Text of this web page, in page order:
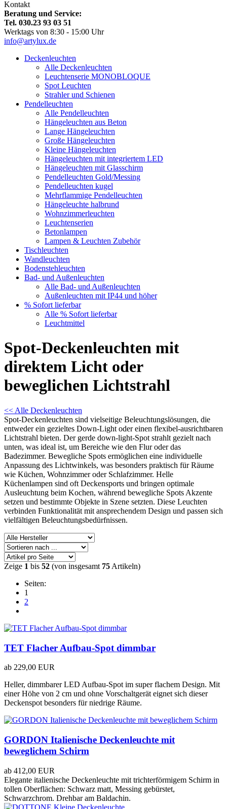
Kontakt
Beratung und Service:
Tel. 030.23 93 03 51
Werktags von 8:30 - 15:00 Uhr
info@artylux.de
Deckenleuchten
Alle Deckenleuchten
Leuchtenserie MONOBLOQUE
Spot Leuchten
Strahler und Schienen
Pendelleuchten
Alle Pendelleuchten
Hängeleuchten aus Beton
Lange Hängeleuchten
Große Hängeleuchten
Kleine Hängeleuchten
Hängeleuchten mit integriertem LED
Hängeleuchten mit Glasschirm
Pendelleuchten Gold/Messing
Pendelleuchten kugel
Mehrflammige Pendelleuchten
Hängeleuchte halbrund
Wohnzimmerleuchten
Leuchtenserien
Betonlampen
Lampen & Leuchten Zubehör
Tischleuchten
Wandleuchten
Bodenstehleuchten
Bad- und Außenleuchten
Alle Bad- und Außenleuchten
Außenleuchten mit IP44 und höher
% Sofort lieferbar
Alle % Sofort lieferbar
Leuchtmittel
Spot-Deckenleuchten mit
direktem Licht oder
beweglichen Lichtstrahl
<< Alle Deckenleuchten
Spot-Deckenleuchten sind vielseitige Beleuchtungslösungen, die
entweder ein gezieltes Down-Light oder einen flexibel-ausrichtbaren
Lichtstrahl bieten. Der gerde down-light-Spot strahlt gezielt nach
unten, was ideal ist, um Bereiche wie den Flur oder das
Badezimmer. Bewegliche Spots ermöglichen eine individuelle
Anpassung des Lichtwinkels, was besonders praktisch für Räume
wie Küchen, Wohnzimmer oder Schlafzimmer. Helle
Küchenlampen sind oft Deckensports und bringen optimale
Ausleuchtung beim Kochen, während bewegliche Spots Akzente
setzen und bestimmte Objekte in Szene setzten. Diese Leuchten
verbinden Funktionalität mit ansprechendem Design und passen sich
vielfältigen Beleuchtungsbedürfnissen.
Zeige 1 bis 52 (von insgesamt 75 Artikeln)
Seiten:
1
2
TET Flacher Aufbau-Spot dimmbar
ab 229,00 EUR
Heller, dimmbarer LED Aufbau-Spot im super flachem Design. Mit
einer Höhe von 2 cm und ohne Vorschaltgerät eignet sich dieser
Deckenspot besonders für niedrige Räume.
GORDON Italienische Deckenleuchte mit
beweglichem Schirm
ab 412,00 EUR
Elegante italienische Deckenleuchte mit trichterförmigem Schirm in
tollen Oberflächen: Schwarz matt, Messing gebürstet,
Schwarzchrom. Drehbar am Baldachin.